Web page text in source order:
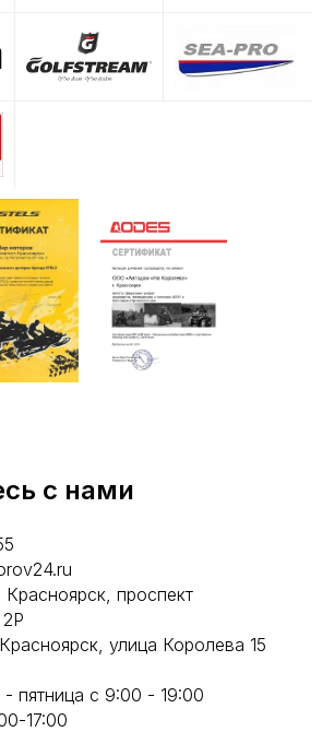
с нами
проспект
улица Королева 15
пятница с 9:00 - 19:00
17:00